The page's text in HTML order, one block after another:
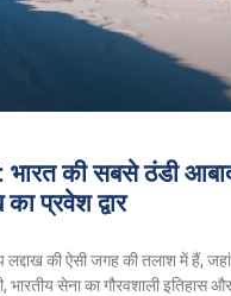
भारत की सबसे ठंडी
का प्रवेश द्वार
की ऐसी जगह की तलाश में हैं,
भारतीय सेना का गौरवशाली इतिहास